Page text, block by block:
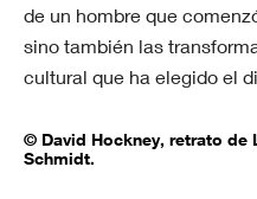
de un hombre que
sino también las
cultural que ha elegido el
© David Hockney, retrato de
Schmidt.